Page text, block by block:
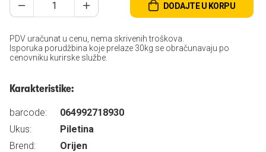
DODAJTE U KORPU
PDV uračunat u cenu, nema skrivenih troškova.
Isporuka porudžbina koje prelaze 30kg se obračunavaju po
cenovniku kurirske službe.
Karakteristike:
barcode:
064992718930
Ukus:
Piletina
Brend:
Orijen